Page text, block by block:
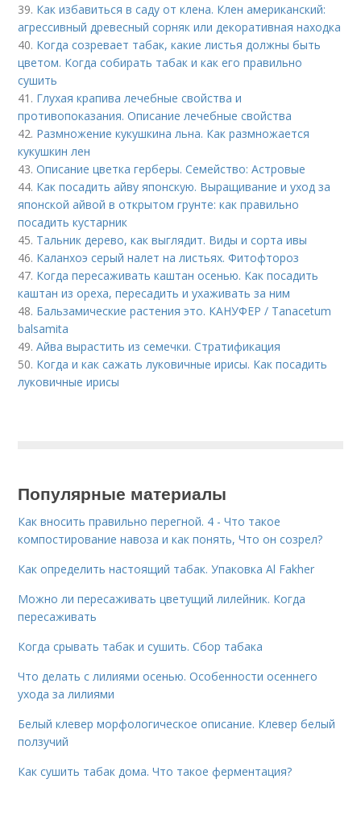
39. Как избавиться в саду от клена. Клен американский:
агрессивный древесный сорняк или декоративная находка
40. Когда созревает табак, какие листья должны быть
цветом. Когда собирать табак и как его правильно
сушить
41. Глухая крапива лечебные свойства и
противопоказания. Описание лечебные свойства
42. Размножение кукушкина льна. Как размножается
кукушкин лен
43.Описание цветка герберы. Семейство: Астровые
44. Как посадить айву японскую. Выращивание и уход за
японской айвой в открытом грунте: как правильно
посадить кустарник
45. Тальник дерево, как выглядит. Виды и сорта ивы
46. Каланхоэ серый налет на листьях. Фитофтороз
47. Когда пересаживать каштан осенью. Как посадить
каштан из ореха, пересадить и ухаживать за ним
48. Бальзамические растения это. КАНУФЕР / Tanacetum
balsamita
49.Айва вырастить из семечки. Стратификация
50. Когда и как сажать луковичные ирисы. Как посадить
луковичные ирисы
Популярные материалы
Как вносить правильно перегной. 4 - Что такое
компостирование навоза и как понять, Что он созрел?
Как определить настоящий табак. Упаковка Al Fakher
Можно ли пересаживать цветущий лилейник. Когда
пересаживать
Когда срывать табак и сушить. Сбор табака
Что делать с лилиями осенью. Особенности осеннего
ухода за лилиями
Белый клевер морфологическое описание. Клевер белый
ползучий
Как сушить табак дома. Что такое ферментация?